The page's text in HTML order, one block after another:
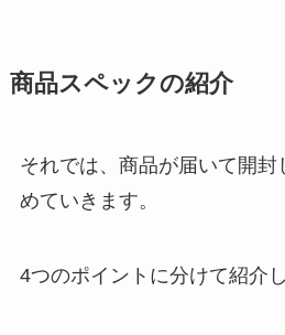
商品スペックの紹介
それでは、商品が届いて開封
めていきます。
4つのポイントに分けて紹介し